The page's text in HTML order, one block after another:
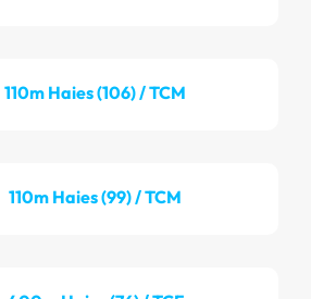
110m Haies (106) / TCM
110m Haies (99) / TCM